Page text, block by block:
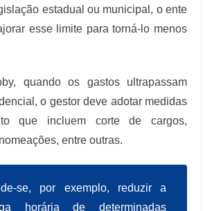
estadual ou municipal, o ente
esse limite para torná-lo menos
quando os gastos ultrapassam
o gestor deve adotar medidas
que incluem corte de cargos,
entre outras.
se, por exemplo, reduzir a
horária de determinadas